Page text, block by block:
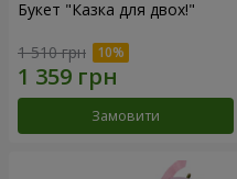
Букет "Казка для двох!"
1 510 грн
Замовити